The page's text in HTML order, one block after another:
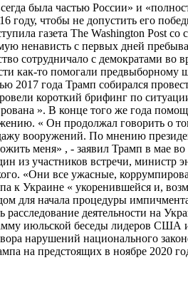
была частью России» и
году, чтобы не допустить его
газета The Washington Post
ненависть с первых дней
сотрудничало с демократами
как-то помогали
года Трамп собирался
короткий брифинг по
». В конце того же года
« Он продолжал говорить о
вооружений. По мнению
меня» , - заявил Трамп в мае
участников встречи, министр
«Они все ужасные,
к Украине « укоренившейся и,
для начала процедуры
расследование деятельности на
июльской беседы лидеров США
нарушений национального
на предстоящих в ноябре 2020